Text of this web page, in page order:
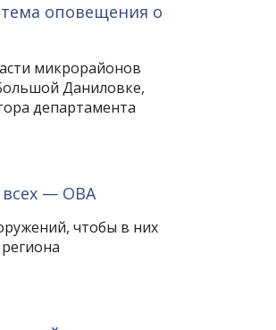
оповещения о
микрорайонов
Даниловке,
департамента
всех — ОВА
чтобы в них